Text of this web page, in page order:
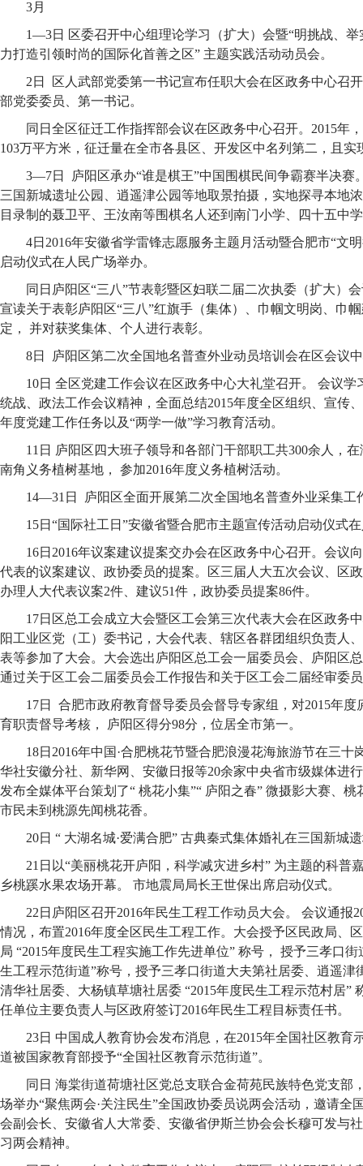
3月
1—3日 区委召开中心组理论学习（扩大）会暨“明挑战、
力打造引领时尚的国际化首善之区” 主题实践活动动员会。
2日 区人武部党委第一书记宣布任职大会在区政务中心召
部党委委员、第一书记。
同日全区征迁工作指挥部会议在区政务中心召开。2015年
103万平方米，征迁量在全市各县区、开发区中名列第二，且实
3—7日 庐阳区承办“谁是棋王”中国围棋民间争霸赛半决赛
三国新城遗址公园、逍遥津公园等地取景拍摄，实地探寻本地
目录制的聂卫平、王汝南等围棋名人还到南门小学、四十五中
4日2016年安徽省学雷锋志愿服务主题月活动暨合肥市“文
启动仪式在人民广场举办。
同日庐阳区“三八”节表彰暨区妇联二届二次执委（扩大）
宣读关于表彰庐阳区“三八”红旗手（集体）、巾帼文明岗、巾
定， 并对获奖集体、个人进行表彰。
8日 庐阳区第二次全国地名普查外业动员培训会在区会议
10日 全区党建工作会议在区政务中心大礼堂召开。 会议
统战、政法工作会议精神，全面总结2015年度全区组织、宣传
年度党建工作任务以及“两学一做”学习教育活动。
11日 庐阳区四大班子领导和各部门干部职工共300余人，
南角义务植树基地， 参加2016年度义务植树活动。
14—31日 庐阳区全面开展第二次全国地名普查外业采集工
15日“国际社工日”安徽省暨合肥市主题宣传活动启动仪式
16日2016年议案建议提案交办会在区政务中心召开。会议
代表的议案建议、政协委员的提案。区三届人大五次会议、区
办理人大代表议案2件、建议51件，政协委员提案86件。
17日区总工会成立大会暨区工会第三次代表大会在区政务
阳工业区党（工）委书记，大会代表、辖区各群团组织负责人
表等参加了大会。大会选出庐阳区总工会一届委员会、庐阳区
通过关于区工会二届委员会工作报告和关于区工会二届经审委
17日 合肥市政府教育督导委员会督导专家组，对2015年
育职责督导考核， 庐阳区得分98分，位居全市第一。
18日2016年中国·合肥桃花节暨合肥浪漫花海旅游节在三十
华社安徽分社、新华网、安徽日报等20余家中央省市级媒体进
发布全媒体平台策划了“ 桃花小集”“ 庐阳之春” 微摄影大赛、
市民未到桃源先闻桃花香。
20日 “ 大湖名城·爱满合肥” 古典秦式集体婚礼在三国新城
21日以“美丽桃花开庐阳，科学减灾进乡村” 为主题的科普
乡桃蹊水果农场开幕。 市地震局局长王世保出席启动仪式。
22日庐阳区召开2016年民生工程工作动员大会。 会议通报
情况，布置2016年度全区民生工程工作。大会授予区民政局、
局 “2015年度民生工程实施工作先进单位” 称号， 授予三孝口
生工程示范街道”称号，授予三孝口街道大夫第社居委、逍遥津
清华社居委、大杨镇草塘社居委 “2015年度民生工程示范村居”
任单位主要负责人与区政府签订2016年民生工程目标责任书。
23日 中国成人教育协会发布消息，在2015年全国社区教育
道被国家教育部授予“全国社区教育示范街道”。
同日 海棠街道荷塘社区党总支联合金荷苑民族特色党支部
场举办“聚焦两会·关注民生”全国政协委员说两会活动，邀请全
会副会长、安徽省人大常委、安徽省伊斯兰协会会长穆可发与
习两会精神。